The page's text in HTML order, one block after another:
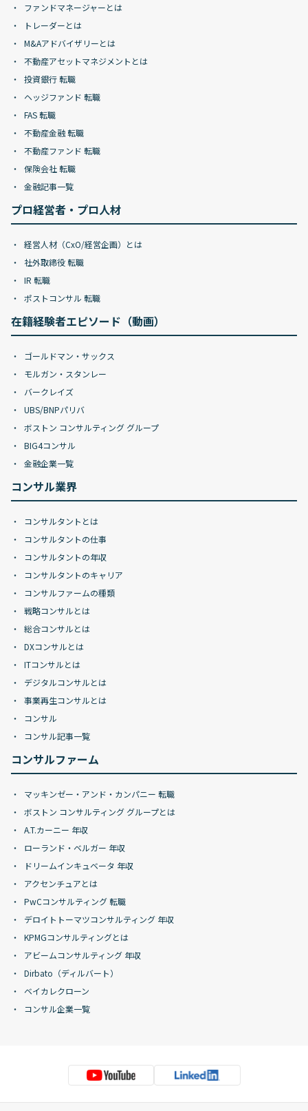
ファンドマネージャーとは
トレーダーとは
M&Aアドバイザリーとは
不動産アセットマネジメントとは
投資銀行 転職
ヘッジファンド 転職
FAS 転職
不動産金融 転職
不動産ファンド 転職
保険会社 転職
金融記事一覧
プロ経営者・プロ人材
経営人材（CxO/経営企画）とは
社外取締役 転職
IR 転職
ポストコンサル 転職
在籍経験者エピソード（動画）
ゴールドマン・サックス
モルガン・スタンレー
バークレイズ
UBS/BNPパリバ
ボストン コンサルティング グループ
BIG4コンサル
金融企業一覧
コンサル業界
コンサルタントとは
コンサルタントの仕事
コンサルタントの年収
コンサルタントのキャリア
コンサルファームの種類
戦略コンサルとは
総合コンサルとは
DXコンサルとは
ITコンサルとは
デジタルコンサルとは
事業再生コンサルとは
コンサル
コンサル記事一覧
コンサルファーム
マッキンゼー・アンド・カンパニー 転職
ボストン コンサルティング グループとは
A.T.カーニー 年収
ローランド・ベルガー 年収
ドリームインキュベータ 年収
アクセンチュアとは
PwCコンサルティング 転職
デロイトトーマツコンサルティング 年収
KPMGコンサルティングとは
アビームコンサルティング 年収
Dirbato（ディルバート）
ベイカレクローン
コンサル企業一覧